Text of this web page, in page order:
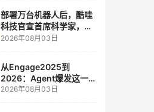
部署万台机器人后，酷哇
科技官宣首席科学家，要
让世界模型交付生产力
2026年08月03日
从Engage2025到
2026：Agent爆发这一
年，AI CRM 走到哪了
2026年08月03日